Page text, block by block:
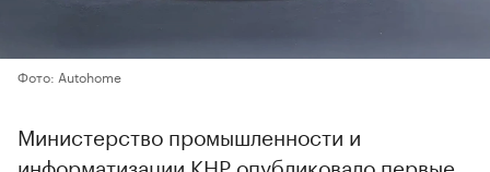
Фото: Autohome
Министерство промышленности и
информатизации КНР опубликовало первые